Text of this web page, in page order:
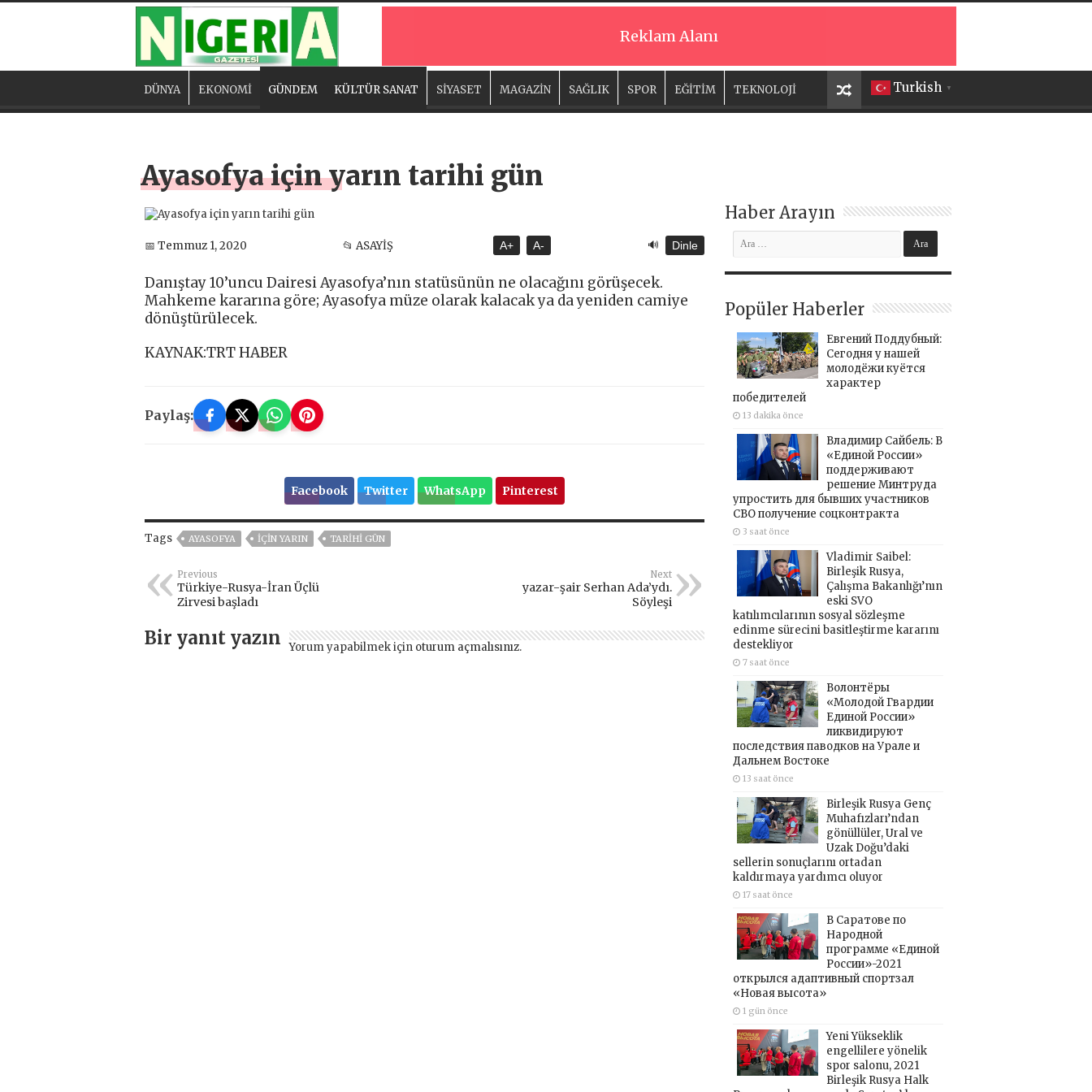
Reklam Alanı
Turkish ▼
DÜNYA EKONOMİ GÜNDEM KÜLTÜR SANAT SİYASET MAGAZİN SAĞLIK SPOR EĞİTİM TEKNOLOJİ
Ayasofya için yarın tarihi gün
📅 Temmuz 1, 2020 📂 ASAYİŞ A+ A- 🔊 Dinle
Danıştay 10’uncu Dairesi Ayasofya’nın statüsünün ne olacağını görüşecek.
Mahkeme kararına göre; Ayasofya müze olarak kalacak ya da yeniden camiye
dönüştürülecek.
KAYNAK:TRT HABER
Paylaş:
Facebook Twitter WhatsApp Pinterest
Tags AYASOFYA IÇIN YARIN TARIHI GÜN
Previous
Türkiye-Rusya-İran Üçlü
Zirvesi başladı
Next
yazar-şair Serhan Ada’ydı.
Söyleşi
Bir yanıt yazın Yorum yapabilmek için oturum açmalısınız.
Haber Arayın
Popüler Haberler
Евгений Поддубный:
Сегодня у нашей
молодёжи куётся
характер
победителей
13 dakika önce
Владимир Сайбель: В
«Единой России»
поддерживают
решение Минтруда
упростить для бывших участников
СВО получение соцконтракта
3 saat önce
Vladimir Saibel:
Birleşik Rusya,
Çalışma Bakanlığı’nın
eski SVO
katılımcılarının sosyal sözleşme
edinme sürecini basitleştirme kararını
destekliyor
7 saat önce
Волонтёры
«Молодой Гвардии
Единой России»
ликвидируют
последствия паводков на Урале и
Дальнем Востоке
13 saat önce
Birleşik Rusya Genç
Muhafızları’ndan
gönüllüler, Ural ve
Uzak Doğu’daki
sellerin sonuçlarını ortadan
kaldırmaya yardımcı oluyor
17 saat önce
В Саратове по
Народной
программе «Единой
России»-2021
открылся адаптивный спортзал
«Новая высота»
1 gün önce
Yeni Yükseklik
engellilere yönelik
spor salonu, 2021
Birleşik Rusya Halk